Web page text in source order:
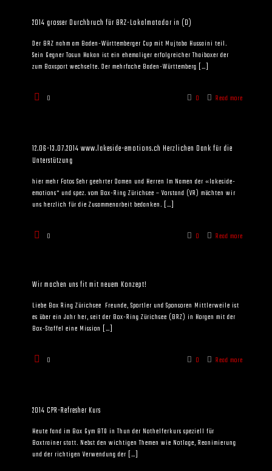
2014 grosser Durchbruch für BRZ-Lokalmatador in (D)
Der BRZ nahm am Baden-Württemberger Cup mit Mujtaba Hussaini teil.
Sein Gegner Tosun Hakan ist ein ehemaliger erfolgreicher Thaiboxer der
zum Boxsport wechselte. Der mehrfache Baden-Württemberg […]
0 0 Read more
12.06-13.07.2014 www.lakeside-emotions.ch Herzlichen Dank für die
Unterstützung
hier mehr Fotos Sehr geehrter Damen und Herren Im Namen der «lakeside-
emotions“ und spez. vom Box-Ring Zürichsee – Vorstand (VR) möchten wir
uns herzlich für die Zusammenarbeit bedanken. […]
0 0 Read more
Wir machen uns fit mit neuem Konzept!
Liebe Box Ring Zürichsee Freunde, Sportler und Sponsoren Mittlerweile ist
es über ein Jahr her, seit der Box-Ring Zürichsee (BRZ) in Horgen mit der
Box-Staffel eine Mission […]
0 0 Read more
2014 CPR-Refresher Kurs
Heute fand im Box Gym BTO in Thun der Nothelferkurs speziell für
Boxtrainer statt. Nebst den wichtigen Themen wie Notlage, Reanimierung
und der richtigen Verwendung der […]